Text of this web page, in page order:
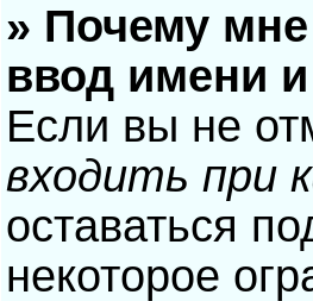
» Почему
ввод имени
Если вы не
входить при
оставаться
некоторое